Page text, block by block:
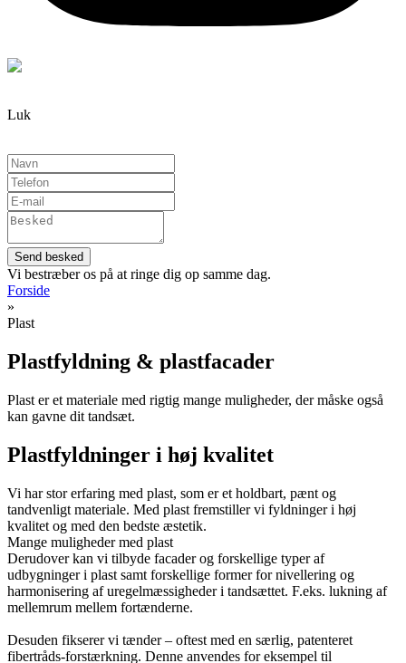
Luk
Send besked
Vi bestræber os på at ringe dig op samme dag.
Forside
»
Plast
Plastfyldning & plastfacader
Plast er et materiale med rigtig mange muligheder, der måske også
kan gavne dit tandsæt.
Plastfyldninger i høj kvalitet
Vi har stor erfaring med plast, som er et holdbart, pænt og
tandvenligt materiale. Med plast fremstiller vi fyldninger i høj
kvalitet og med den bedste æstetik.
Mange muligheder med plast
Derudover kan vi tilbyde facader og forskellige typer af
udbygninger i plast samt forskellige former for nivellering og
harmonisering af uregelmæssigheder i tandsættet. F.eks. lukning af
mellemrum mellem fortænderne.
Desuden fikserer vi tænder – oftest med en særlig, patenteret
fibertråds-forstærkning. Denne anvendes for eksempel til